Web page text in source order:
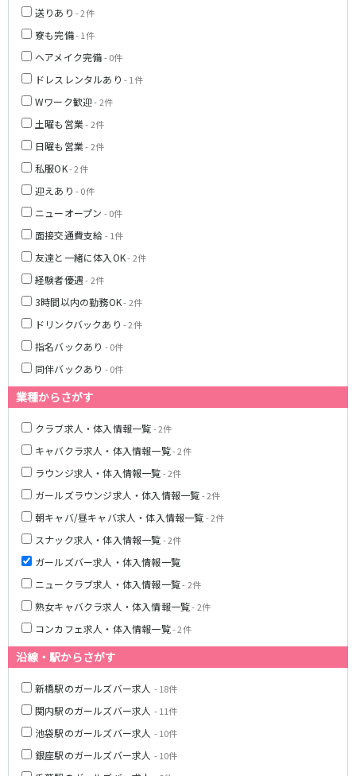
送りあり - 2件
寮も完備- 1件
ヘアメイク完備- 0件
ドレスレンタルあり - 1件
Wワーク歓迎- 2件
土曜も営業- 2件
日曜も営業- 2件
私服OK- 2件
迎えあり - 0件
ニューオープン - 0件
面接交通費支給- 1件
友達と一緒に体入OK- 2件
経験者優遇- 2件
3時間以内の勤務OK- 2件
ドリンクバックあり - 2件
指名バックあり - 0件
同伴バックあり - 0件
業種からさがす
クラブ求人・体入情報一覧- 2件
キャバクラ求人・体入情報一覧- 2件
ラウンジ求人・体入情報一覧- 2件
ガールズラウンジ求人・体入情報一覧- 2件
朝キャバ/昼キャバ求人・体入情報一覧- 2件
スナック求人・体入情報一覧- 2件
ガールズバー求人・体入情報一覧
ニュークラブ求人・体入情報一覧- 2件
熟女キャバクラ求人・体入情報一覧- 2件
コンカフェ求人・体入情報一覧- 2件
沿線・駅からさがす
新橋駅のガールズバー求人 - 18件
関内駅のガールズバー求人 - 11件
池袋駅のガールズバー求人 - 10件
銀座駅のガールズバー求人 - 10件
綱島駅
元住吉駅
菊名駅
東急目黒線
武蔵小杉駅
JR常磐線(上野～取手)
北千住駅
綾瀬駅
南柏駅
金町駅
新松戸駅
馬橋駅
北千住駅
赤坂駅
湯島駅
綾瀬駅
町屋駅
西日暮里駅
表参道駅
乃木坂駅
本八幡駅
住吉駅
新宿三丁目駅
岩本町駅
森下駅
船堀駅
菊川駅
つくばエクスプレス
秋葉原駅
北千住駅
三郷中央駅
八潮駅